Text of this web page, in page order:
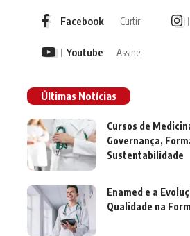
Facebook Curtir
Youtube Assine
Últimas Notícias
Cursos de
Governança,
Sustentabilidade
Enamed e a
Qualidade na